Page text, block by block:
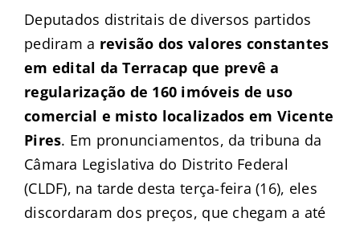
Deputados distritais de diversos partidos
pediram a revisão dos valores constantes
em edital da Terracap que prevê a
regularização de 160 imóveis de uso
comercial e misto localizados em Vicente
Pires. Em pronunciamentos, da tribuna da
Câmara Legislativa do Distrito Federal
(CLDF), na tarde desta terça-feira (16), eles
discordaram dos preços, que chegam a até